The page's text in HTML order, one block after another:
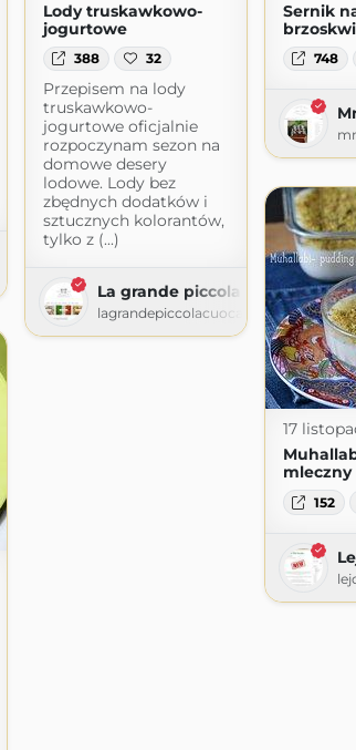
Lody truskawkowo-
jogurtowe
388 32
Przepisem na lody
truskawkowo-
jogurtowe oficjalnie
rozpoczynam sezon na
domowe desery
lodowe. Lody bez
zbędnych dodatków i
sztucznych kolorantów,
tylko z (...)
La grande piccola cuoca
lagrandepiccolacuoca.com
Sernik
748
17
mleczny
152